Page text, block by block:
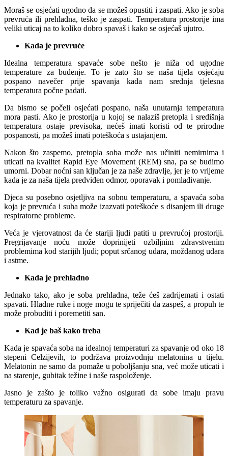
Moraš se osjećati ugodno da se možeš opustiti i zaspati. Ako je soba
prevruća ili prehladna, teško je zaspati. Temperatura prostorije ima
veliki uticaj na to koliko dobro spavaš i kako se osjećaš ujutro.
Kada je prevruće
Idealna temperatura spavaće sobe nešto je niža od ugodne
temperature za buđenje. To je zato što se naša tijela osjećaju
pospano navečer prije spavanja kada nam srednja tjelesna
temperatura počne padati.
Da bismo se počeli osjećati pospano, naša unutarnja temperatura
mora pasti. Ako je prostorija u kojoj se nalaziš pretopla i središnja
temperatura ostaje previsoka, nećeš imati koristi od te prirodne
pospanosti, pa možeš imati poteškoća s ustajanjem.
Nakon što zaspemo, pretopla soba može nas učiniti nemirnima i
uticati na kvalitet Rapid Eye Movement (REM) sna, pa se budimo
umorni. Dobar noćni san ključan je za naše zdravlje, jer je to vrijeme
kada je za naša tijela predviđen odmor, oporavak i pomlađivanje.
Djeca su posebno osjetljiva na sobnu temperaturu, a spavaća soba
koja je prevruća i suha može izazvati poteškoće s disanjem ili druge
respiratorne probleme.
Veća je vjerovatnost da će stariji ljudi patiti u prevrućoj prostoriji.
Pregrijavanje noću može doprinijeti ozbiljnim zdravstvenim
problemima kod starijih ljudi; poput srčanog udara, moždanog udara
i astme.
Kada je prehladno
Jednako tako, ako je soba prehladna, teže ćeš zadrijemati i ostati
spavati. Hladne ruke i noge mogu te spriječiti da zaspeš, a propuh te
može probuditi i poremetiti san.
Kad je baš kako treba
Kada je spavaća soba na idealnoj temperaturi za spavanje od oko 18
stepeni Celzijevih, to podržava proizvodnju melatonina u tijelu.
Melatonin ne samo da pomaže u poboljšanju sna, već može uticati i
na starenje, gubitak težine i naše raspoloženje.
Jasno je zašto je toliko važno osigurati da sobe imaju pravu
temperaturu za spavanje.